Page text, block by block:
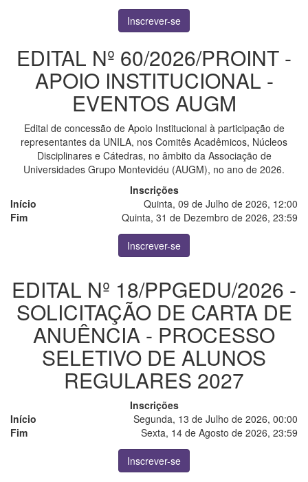
Inscrever-se
EDITAL Nº 60/2026/PROINT -
APOIO INSTITUCIONAL -
EVENTOS AUGM
Edital de concessão de Apoio Institucional à participação de
representantes da UNILA, nos Comitês Acadêmicos, Núcleos
Disciplinares e Cátedras, no âmbito da Associação de
Universidades Grupo Montevidéu (AUGM), no ano de 2026.
Inscrições
Início
Quinta, 09 de Julho de 2026, 12:00
Fim
Quinta, 31 de Dezembro de 2026, 23:59
Inscrever-se
EDITAL Nº 18/PPGEDU/2026 -
SOLICITAÇÃO DE CARTA DE
ANUÊNCIA - PROCESSO
SELETIVO DE ALUNOS
REGULARES 2027
Inscrições
Início
Segunda, 13 de Julho de 2026, 00:00
Fim
Sexta, 14 de Agosto de 2026, 23:59
Inscrever-se